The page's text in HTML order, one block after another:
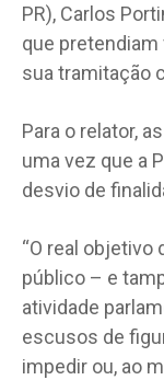
PR), Carlos
que pretendiam
sua tramitação
Para o relator,
uma vez que a
desvio de
“O real objetivo
público – e
atividade
escusos de
impedir ou, ao